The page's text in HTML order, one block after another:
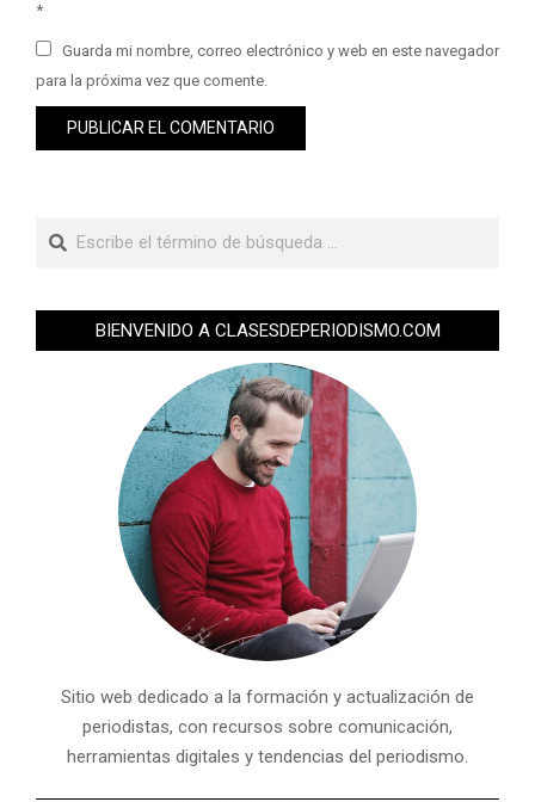
*
Guarda mi nombre, correo electrónico y web en este navegador
para la próxima vez que comente.
BIENVENIDO A CLASESDEPERIODISMO.COM
Sitio web dedicado a la formación y actualización de
periodistas, con recursos sobre comunicación,
herramientas digitales y tendencias del periodismo.